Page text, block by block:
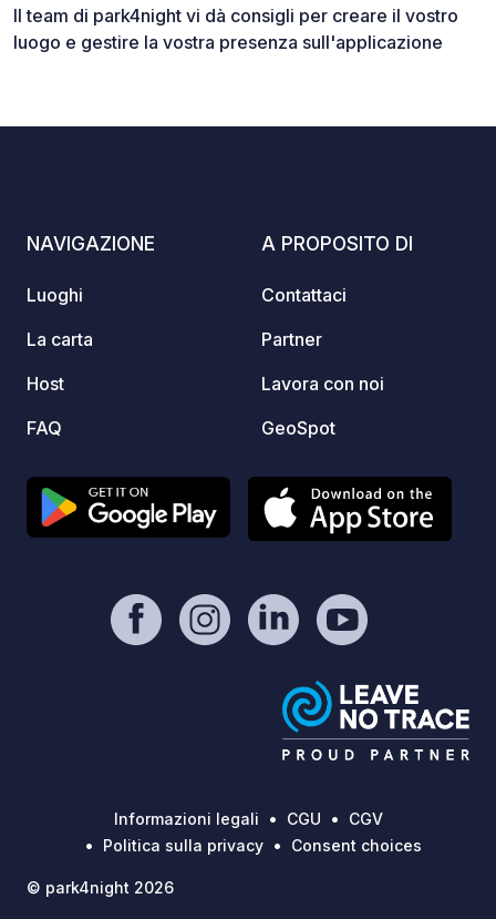
Il team di park4night vi dà consigli per creare il vostro
luogo e gestire la vostra presenza sull'applicazione
NAVIGAZIONE
Luoghi
La carta
Host
FAQ
A PROPOSITO DI
Contattaci
Partner
Lavora con noi
GeoSpot
Informazioni legali CGU
CGV
Politica sulla privacy
Consent choices
© park4night 2026